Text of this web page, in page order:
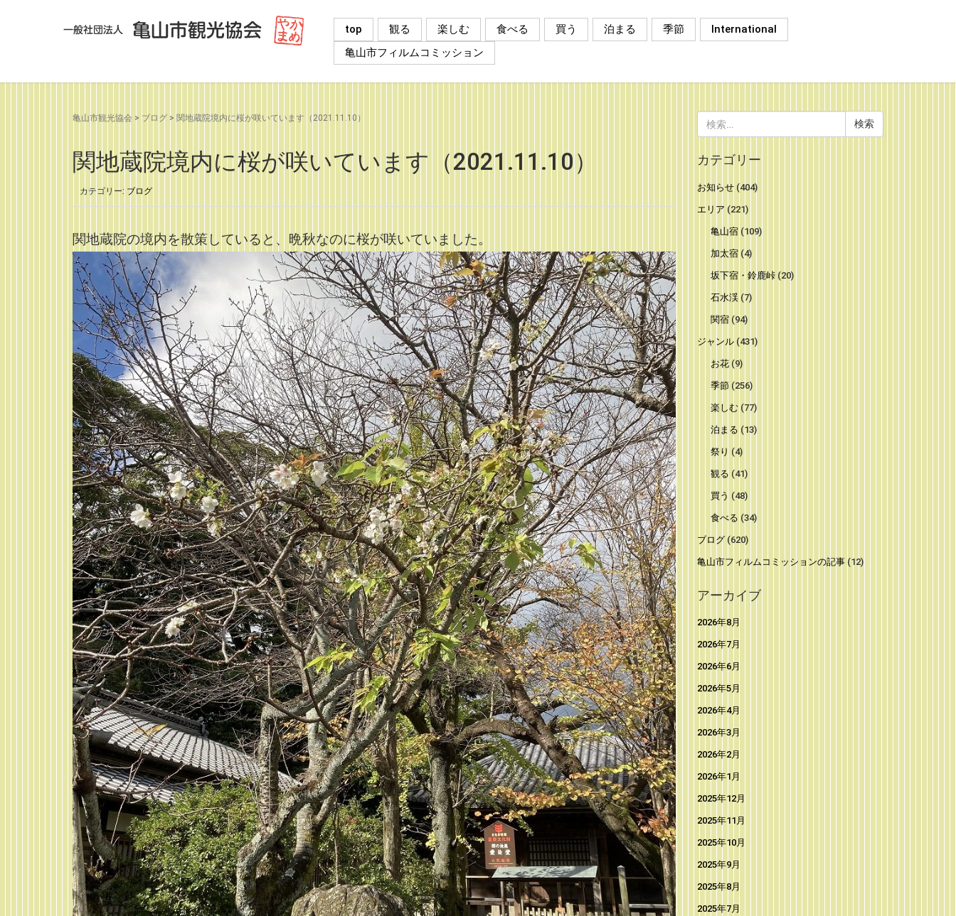
top 観る 楽しむ 食べる 買う 泊まる 季節
International
亀山市フィルムコミッション
亀山市観光協会 > ブログ > 関地蔵院境内に桜が咲いています（2021.11.10）
関地蔵院境内に桜が咲いています（2021.11.10）
カテゴリー: ブログ
関地蔵院の境内を散策していると、晩秋なのに桜が咲いていました。
索:
カテゴリー
お知らせ(404)
エリア (221)
亀山宿 (109)
加太宿 (4)
坂下宿・鈴鹿峠 (20)
石水渓 (7)
関宿 (94)
ジャンル(431)
お花 (9)
季節 (256)
楽しむ (77)
泊まる (13)
祭り (4)
観る (41)
買う (48)
食べる (34)
ブログ(620)
亀山市フィルムコミッションの記事(12)
アーカイブ
2026年8月
2026年7月
2026年6月
2026年5月
2026年4月
2026年3月
2026年2月
2026年1月
2025年12月
2025年11月
2025年10月
2025年9月
2025年8月
2025年7月